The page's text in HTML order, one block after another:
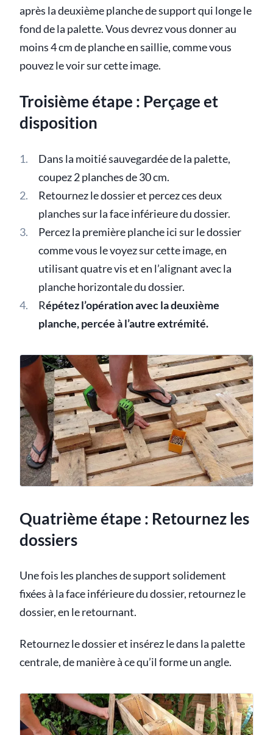
après la deuxième planche de support qui longe le
fond de la palette. Vous devrez vous donner au
moins 4 cm de planche en saillie, comme vous
pouvez le voir sur cette image.
Troisième étape : Perçage et
disposition
Dans la moitié sauvegardée de la palette,
coupez 2 planches de 30 cm.
Retournez le dossier et percez ces deux
planches sur la face inférieure du dossier.
Percez la première planche ici sur le dossier
comme vous le voyez sur cette image, en
utilisant quatre vis et en l’alignant avec la
planche horizontale du dossier.
Répétez l’opération avec la deuxième
planche, percée à l’autre extrémité.
Quatrième étape : Retournez les
dossiers
Une fois les planches de support solidement
fixées à la face inférieure du dossier, retournez le
dossier, en le retournant.
Retournez le dossier et insérez le dans la palette
centrale, de manière à ce qu’il forme un angle.